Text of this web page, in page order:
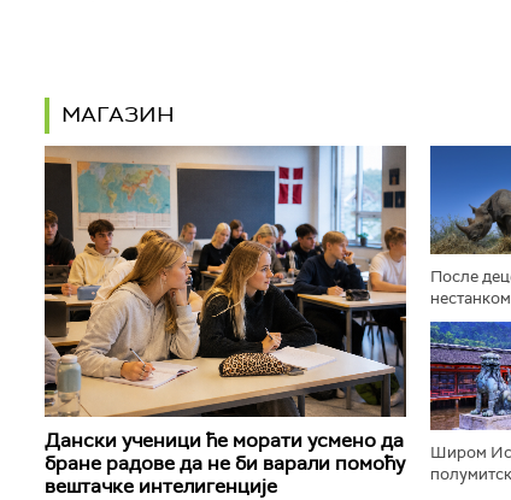
МАГАЗИН
Дански ученици ће морати усмено да
бране радове да не би варали помоћу
вештачке интелигенције
После
афричких
корачају
Широм